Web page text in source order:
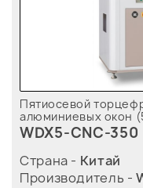
Пятиосевой
алюминиевых окон
WDX5-CNC-350
Страна - Китай
Производитель -